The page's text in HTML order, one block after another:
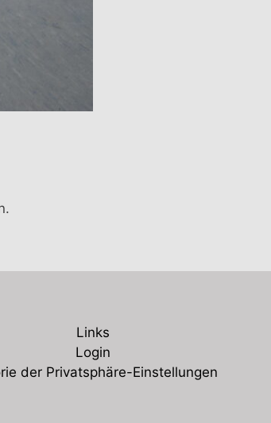
Links
Login
der Privatsphäre-Einstellungen